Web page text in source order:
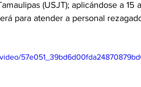
(USJT); aplicándose a 15
para atender a personal